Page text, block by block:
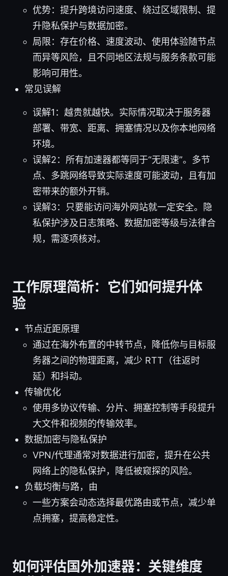
优势：提升跨境访问速度、绕过区域限制、提
升隐私保护与数据加密。
局限：存在价格、速度波动、使用体验随节点
而异等风险，且不同地区法规与服务条款可能
影响可用性。
常见误解
误解1：越贵就越快。实际情况取决于服务器
部署、带宽、距离、拥塞情况以及你本地网络
环境。
误解2：所有加速器都等同于“无限速”。多节
点、多跳网络导致实际速度可能波动，且有加
密带来的额外开销。
误解3：只要能访问海外网站就一定安全。隐
私保护涉及日志策略、数据加密等级与法律合
规，需逐项核对。
工作原理简析：它们如何提升体
验
节点近距原理
通过在海外布置的中转节点，降低你与目标服
务器之间的物理距离，减少 RTT（往返时
延）和抖动。
传输优化
使用多协议传输、分片、拥塞控制等手段提升
大文件和视频的传输效率。
数据加密与隐私保护
VPN/代理通常对数据进行加密，提升在公共
网络上的隐私保护，降低被窥探的风险。
负载均衡与路，由
一些方案会动态选择最优路由或节点，减少单
点拥塞，提高稳定性。
如何评估国外加速器：关键维度